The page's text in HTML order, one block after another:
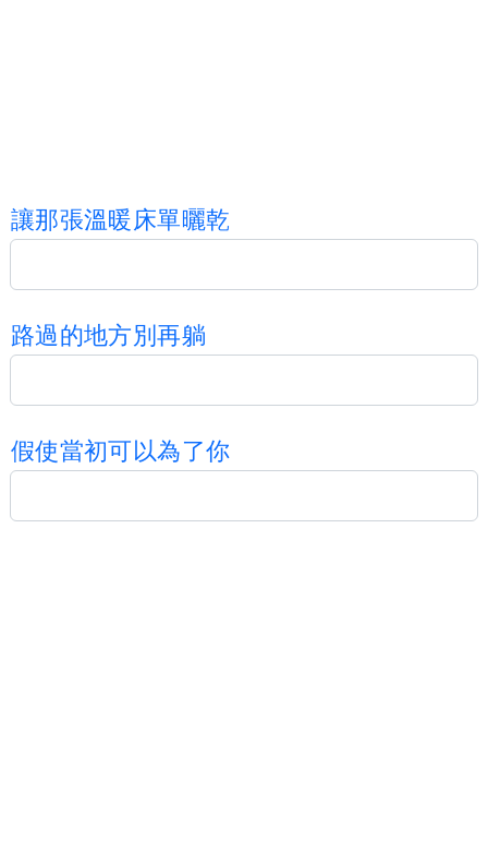
讓那張溫暖床單曬乾
路過 的地方別 再躺
假使當初可以為了你